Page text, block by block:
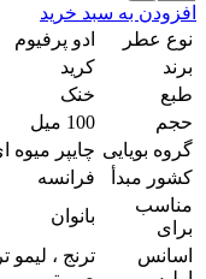
افزودن به سبد خرید
نوع عطر
ادو پرفیوم
برند
کرید
طبع
خنک
حجم
100 میل
گروه بویایی چایپر میوه
کشور مبدأ
فرانسه
مناسب
برای
بانوان
اسانس
ترنج ،